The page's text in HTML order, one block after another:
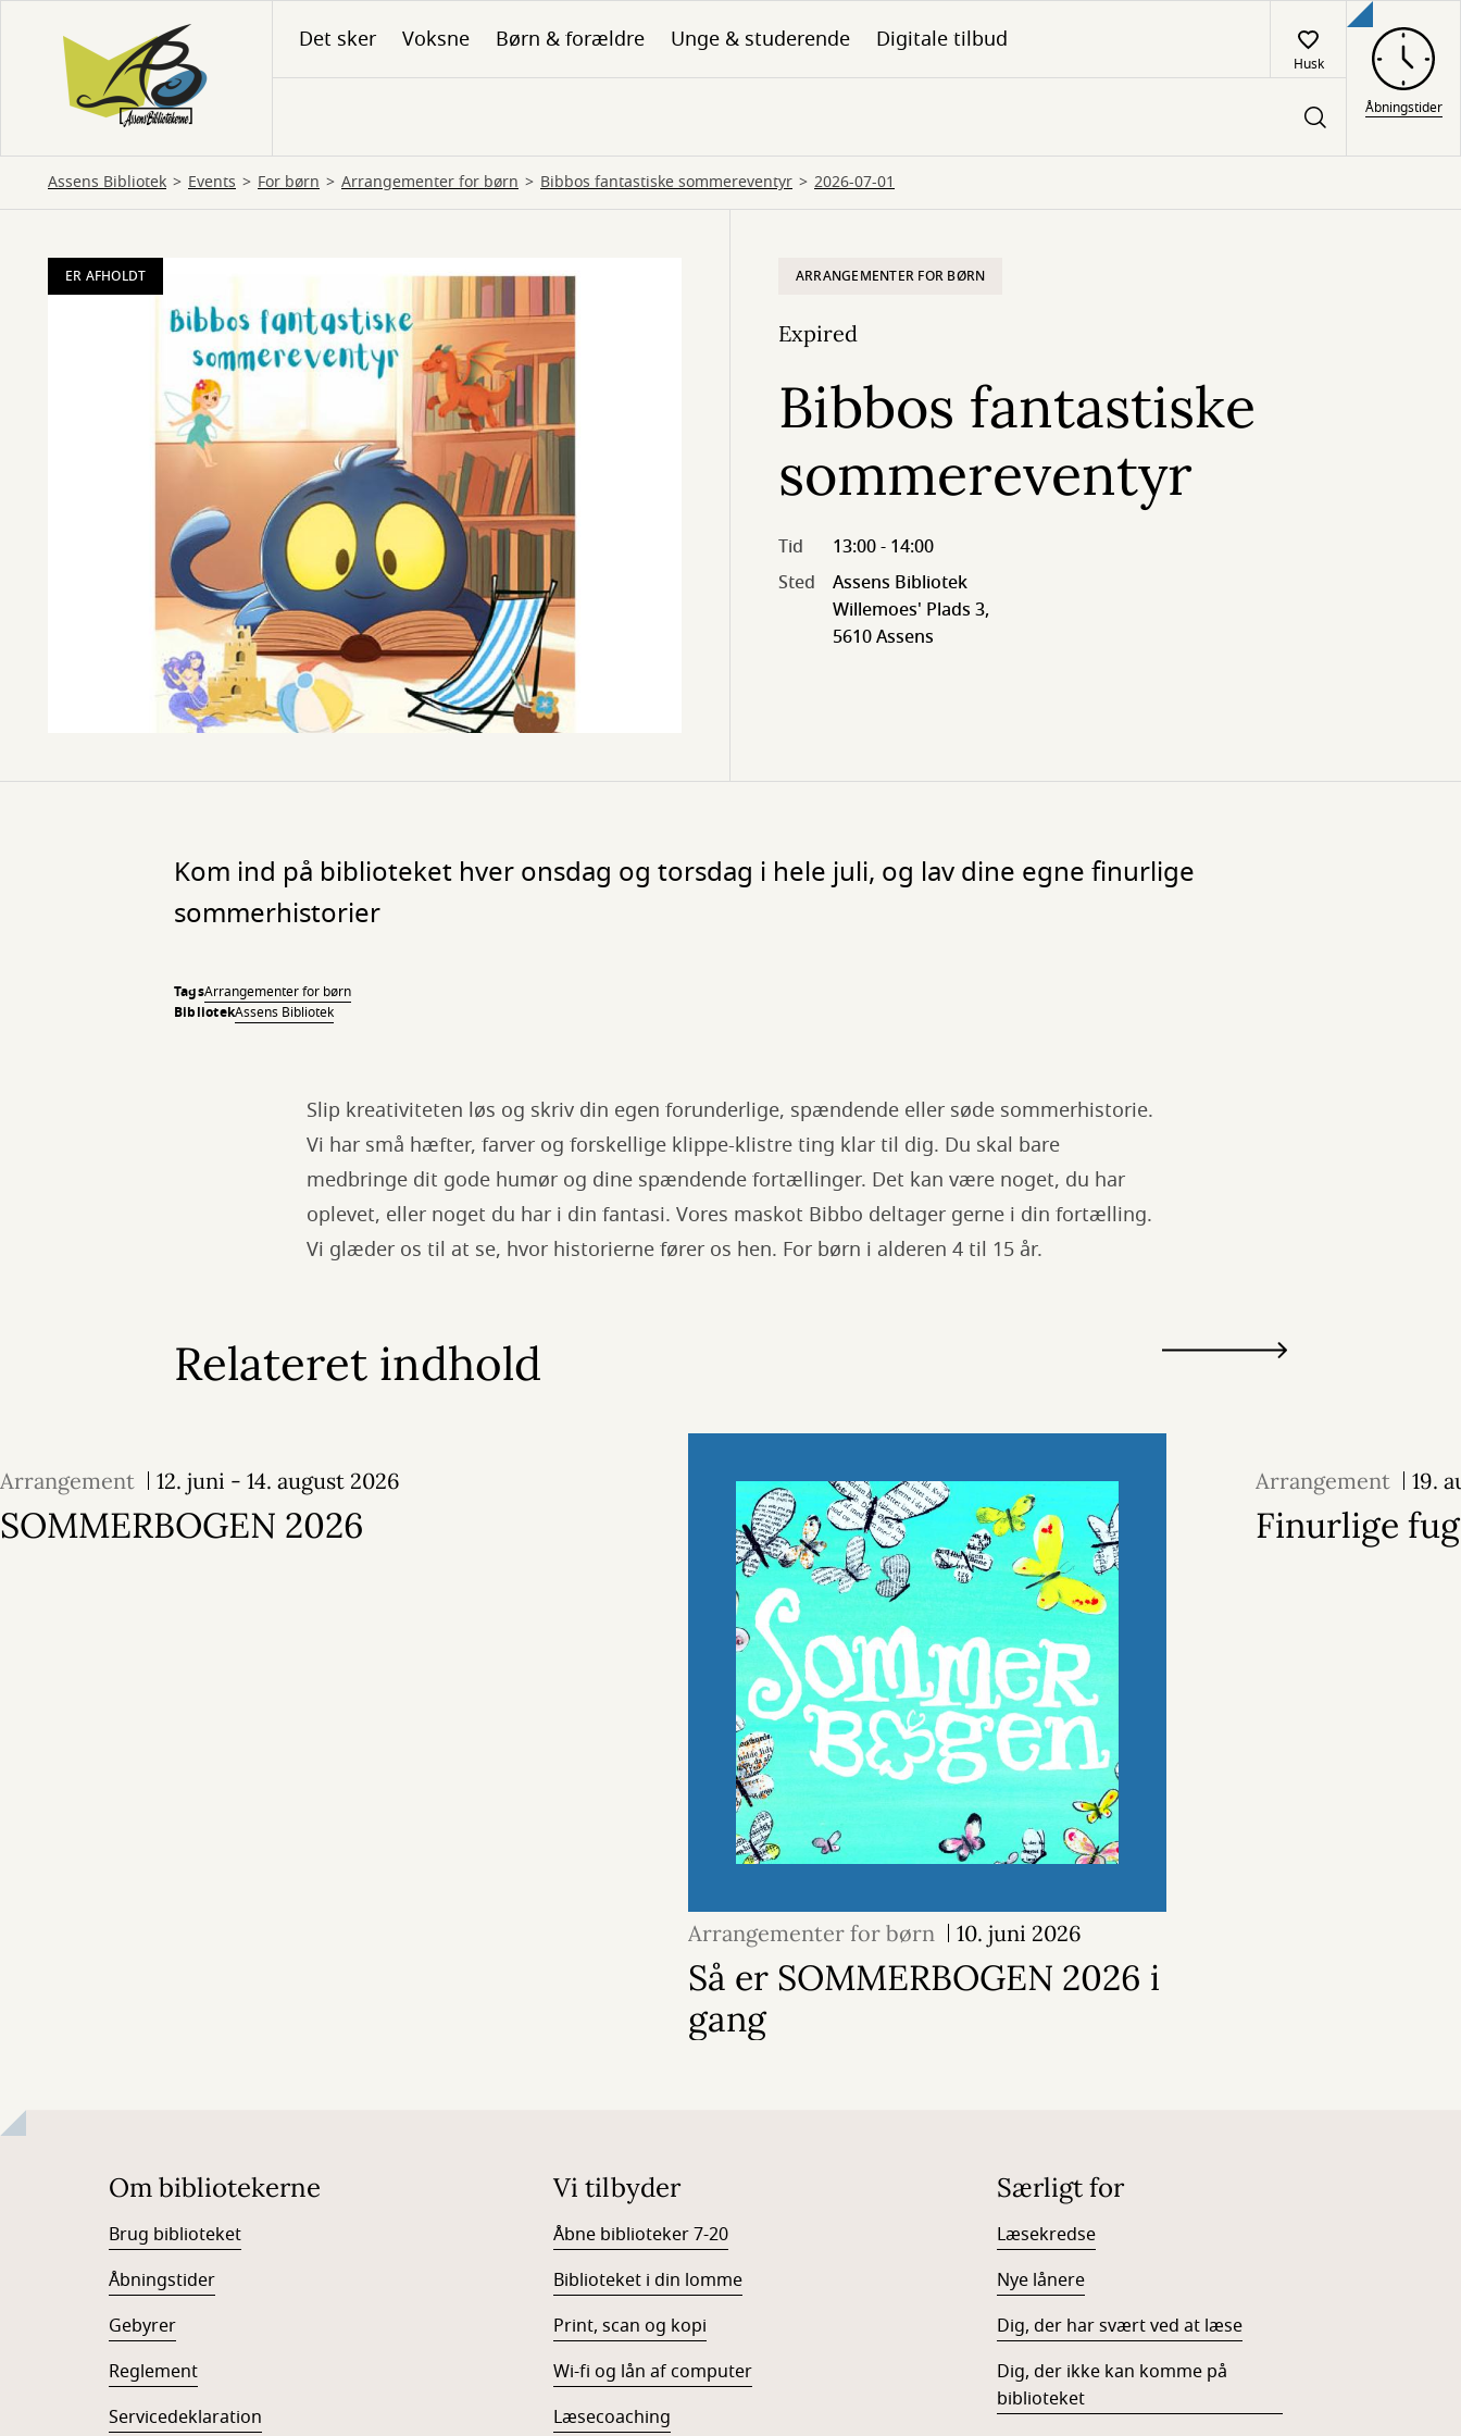
hovedindhold
Det sker Voksne Børn & forældre Unge & studerende Digitale tilbud
Husk
Åbningstider
Assens Bibliotek Events For børn Arrangementer for børn Bibbos fantastiske sommereventyr 2026-07-01
ER AFHOLDT ARRANGEMENTER FOR BØRN
Expired
Bibbos fantastiske
sommereventyr
Tid
13:00 - 14:00
Sted
Assens Bibliotek
Willemoes' Plads 3,
5610 Assens
Kom ind på biblioteket hver onsdag og torsdag i hele juli, og lav dine egne finurlige
sommerhistorier
TagsArrangementer for børn
BibliotekAssens Bibliotek
Slip kreativiteten løs og skriv din egen forunderlige, spændende eller søde sommerhistorie.
Vi har små hæfter, farver og forskellige klippe-klistre ting klar til dig. Du skal bare
medbringe dit gode humør og dine spændende fortællinger. Det kan være noget, du har
oplevet, eller noget du har i din fantasi. Vores maskot Bibbo deltager gerne i din fortælling.
Vi glæder os til at se, hvor historierne fører os hen. For børn i alderen 4 til 15 år.
Relateret indhold
Arrangement 12. juni - 14. august 2026
SOMMERBOGEN 2026
Arrangementer for børn 10. juni 2026
Så er SOMMERBOGEN 2026 i
gang
Arrangement 19.
Finurlige
Om bibliotekerne
Brug biblioteket
Åbningstider
Gebyrer
Reglement
Servicedeklaration
Vi tilbyder
Åbne biblioteker 7-20
Biblioteket i din lomme
Print, scan og kopi
Wi-fi og lån af computer
Læsecoaching
Særligt for
Læsekredse
Nye lånere
Dig, der har svært ved at læse
Dig, der ikke kan komme på
biblioteket